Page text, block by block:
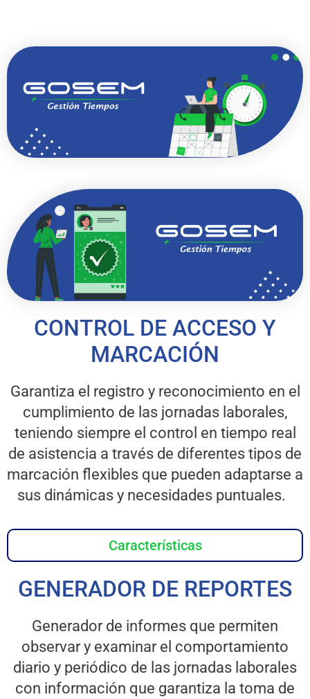
CONTROL DE ACCESO Y
MARCACIÓN
Garantiza el registro y reconocimiento en el
cumplimiento de las jornadas laborales,
teniendo siempre el control en tiempo real
de asistencia a través de diferentes tipos de
marcación flexibles que pueden adaptarse a
sus dinámicas y necesidades puntuales.
Características
GENERADOR DE REPORTES
Generador de informes que permiten
observar y examinar el comportamiento
diario y periódico de las jornadas laborales
con información que garantiza la toma de